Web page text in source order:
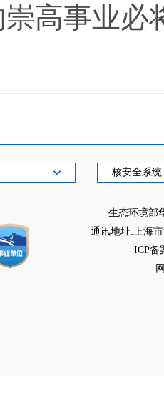
高事业必
核安全系统
生态环境部
通讯地址:上海
ICP备